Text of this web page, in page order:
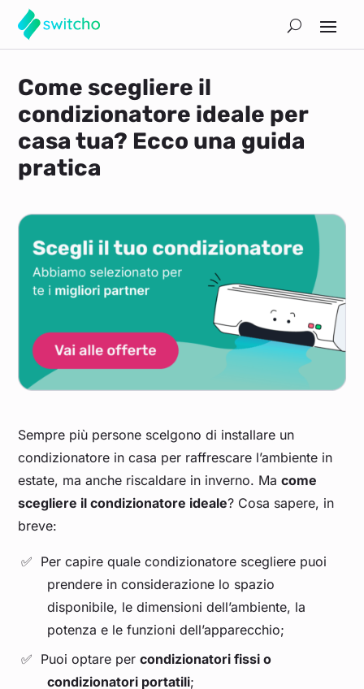
Come scegliere il
condizionatore ideale per
casa tua? Ecco una guida
pratica
Sempre più persone scelgono di installare un
condizionatore in casa per raffrescare l’ambiente in
estate, ma anche riscaldare in inverno. Macome
scegliere il condizionatore ideale? Cosa sapere, in
breve:
Per capire quale condizionatore scegliere puoi
prendere in considerazione lo spazio
disponibile, le dimensioni dell’ambiente, la
potenza e le funzioni dell’apparecchio;
Puoi optare per condizionatori fissi o
condizionatori portatili;